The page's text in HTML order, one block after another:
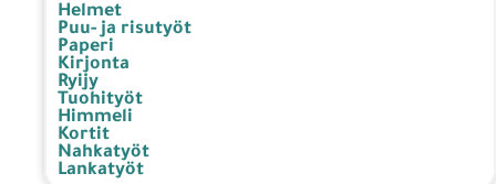
Helmet
Puu- ja risutyöt
Paperi
Kirjonta
Ryijy
Tuohityöt
Himmeli
Kortit
Nahkatyöt
Lankatyöt